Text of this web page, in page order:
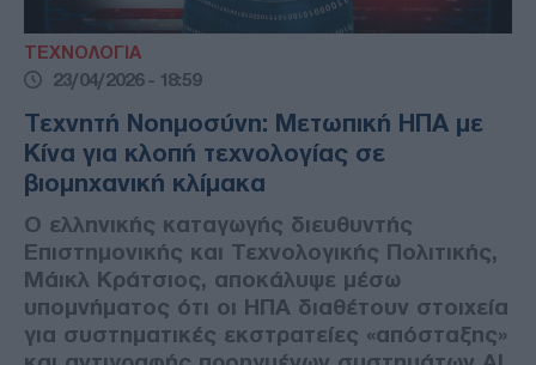
ΤΕΧΝΟΛΟΓΙΑ
23/04/2026 - 18:59
Τεχνητή Νοημοσύνη: Μετωπική ΗΠΑ με
Κίνα για κλοπή τεχνολογίας σε
βιομηχανική κλίμακα
Ο ελληνικής καταγωγής διευθυντής
Επιστημονικής και Τεχνολογικής Πολιτικής,
Μάικλ Κράτσιος, αποκάλυψε μέσω
υπομνήματος ότι οι ΗΠΑ διαθέτουν στοιχεία
για συστηματικές εκστρατείες «απόσταξης»